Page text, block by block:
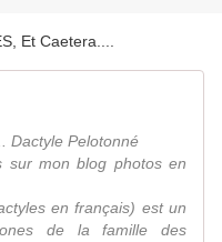
Et Caetera...
Dactyle Pelotonné
sur mon blog photos en
en français) est un
de la famille des